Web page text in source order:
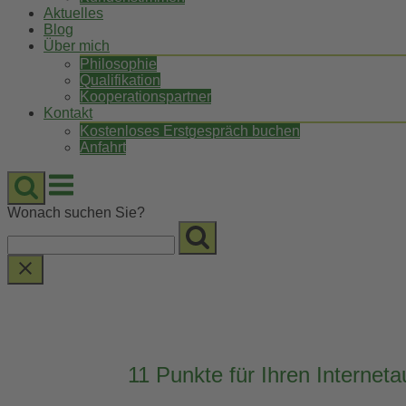
Aktuelles
Blog
Über mich
Philosophie
Qualifikation
Kooperationspartner
Kontakt
Kostenloses Erstgespräch buchen
Anfahrt
Menu
Wonach suchen Sie?
11 Punkte für Ihren